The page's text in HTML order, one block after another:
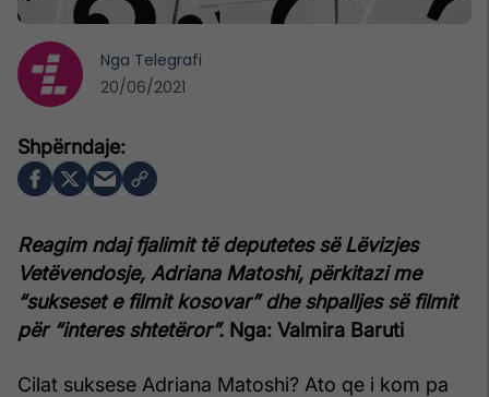
Reagim ndaj fjalimit të deputetes së Lëvizjes
Vetëvendosje, Adriana Matoshi, përkitazi me
“sukseset e filmit kosovar” dhe shpalljes së filmit
për “interes shtetëror”. Nga: Valmira Baruti
Cilat suksese Adriana Matoshi? Ato qe i kom pa
Nga Telegrafi
20/06/2021